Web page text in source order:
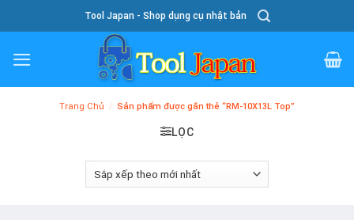
To
Content
Tool Japan - Shop dụng cụ nhật bản
Trang Chủ / Sản phẩm được gắn thẻ “RM-10X13L Top”
LỌC